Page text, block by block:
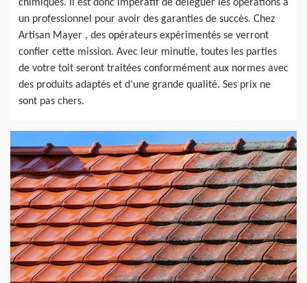
chimiques. Il est donc impératif de déléguer les opérations à
un professionnel pour avoir des garanties de succès. Chez
Artisan Mayer , des opérateurs expérimentés se verront
confier cette mission. Avec leur minutie, toutes les parties
de votre toit seront traitées conformément aux normes avec
des produits adaptés et d’une grande qualité. Ses prix ne
sont pas chers.